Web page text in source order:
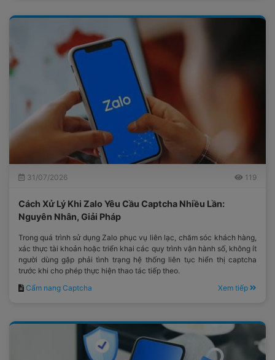
31/07/2026 119
Cách Xử Lý Khi Zalo Yêu Cầu Captcha Nhiều Lần:
Nguyên Nhân, Giải Pháp
Trong quá trình sử dụng Zalo phục vụ liên lạc, chăm sóc khách hàng,
xác thực tài khoản hoặc triển khai các quy trình vận hành số, không ít
người dùng gặp phải tình trạng hệ thống liên tục hiển thị captcha
trước khi cho phép thực hiện thao tác tiếp theo.
Cẩm nang Captcha
Xem tiếp